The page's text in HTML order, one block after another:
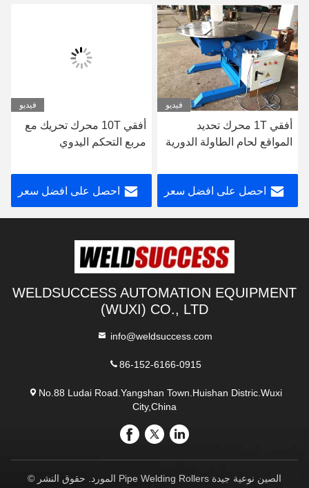
فيديو
أفقي 1T محرك تحديد
المواقع لحام الطاولة الدورية
لحام
احصل على افضل سعر
فيديو
أفقي 10T محرك تحريك مع
مربع التحكم اليدوي
احصل على افضل سعر
WELDSUCCESS AUTOMATION EQUIPMENT
(WUXI) CO., LTD
info@weldsuccess.com
86-152-6166-0915
No.88 Ludai Road.Yangshan Town.Huishan Distric.Wuxi
City,China
الصين نوعية جيدة Pipe Welding Rollers المورد. حقوق النشر ©